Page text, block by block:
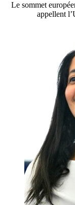
Le sommet
appellent